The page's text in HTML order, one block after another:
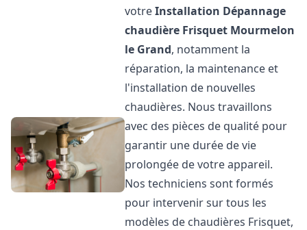
votreInstallation Dépannage
chaudière Frisquet Mourmelon
le Grand, notamment la
réparation, la maintenance et
l'installation de nouvelles
chaudières. Nous travaillons
avec des pièces de qualité pour
garantir une durée de vie
prolongée de votre appareil.
Nos techniciens sont formés
pour intervenir sur tous les
modèles de chaudières Frisquet,